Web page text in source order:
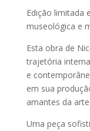
Edição limitada
museológica e
Esta obra de
trajetória
e
em sua
amantes da
Uma peça